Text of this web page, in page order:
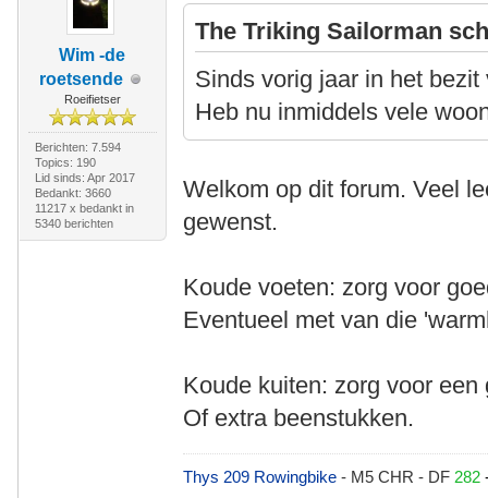
Wim -de
roetsende
Roeifietser
Berichten: 7.594
Topics: 190
Lid sinds: Apr 2017
Bedankt: 3660
11217 x bedankt in
5340 berichten
The Triking Sailorman
Sinds vorig jaar in het
Heb nu inmiddels vele
Welkom op dit forum. Veel
gewenst.
Koude voeten: zorg voor
Eventueel met van die
Koude kuiten: zorg voor
Of extra beenstukken.
Thys 209 Rowingbike- M5 CHR - DF 282